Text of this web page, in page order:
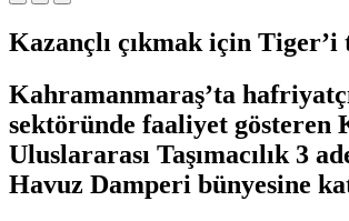
Kazançlı çıkmak için
Kahramanmaraş’ta
sektöründe faaliyet gösteren
Uluslararası Taşımacılık 3
Havuz Damperi bünyesine